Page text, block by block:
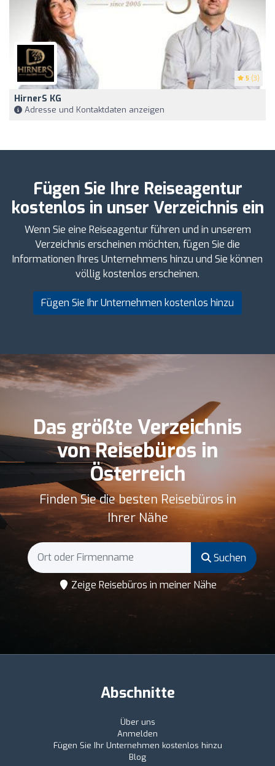
5 (3)
HirnerS KG
Adresse und Kontaktdaten anzeigen
Fügen Sie Ihre Reiseagentur
kostenlos in unser Verzeichnis ein
Wenn Sie eine Reiseagentur führen und in unserem
Verzeichnis erscheinen möchten, fügen Sie die
Informationen Ihres Unternehmens hinzu und Sie können
völlig kostenlos erscheinen.
Fügen Sie Ihr Unternehmen kostenlos hinzu
Das größte Verzeichnis
von Reisebüros in
Österreich
Finden Sie die besten Reisebüros in
Ihrer Nähe
Suchen
Zeige Reisebüros in meiner Nähe
Abschnitte
Über uns
Anmelden
Fügen Sie Ihr Unternehmen kostenlos hinzu
Blog